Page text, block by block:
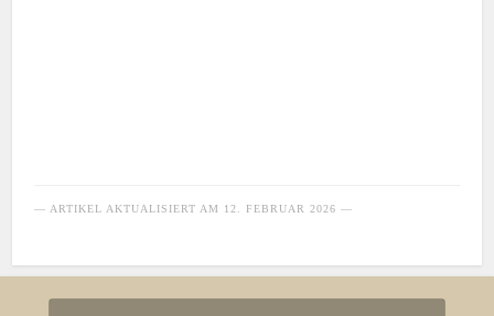
— ARTIKEL AKTUALISIERT AM 12. FEBRUAR 2026 —